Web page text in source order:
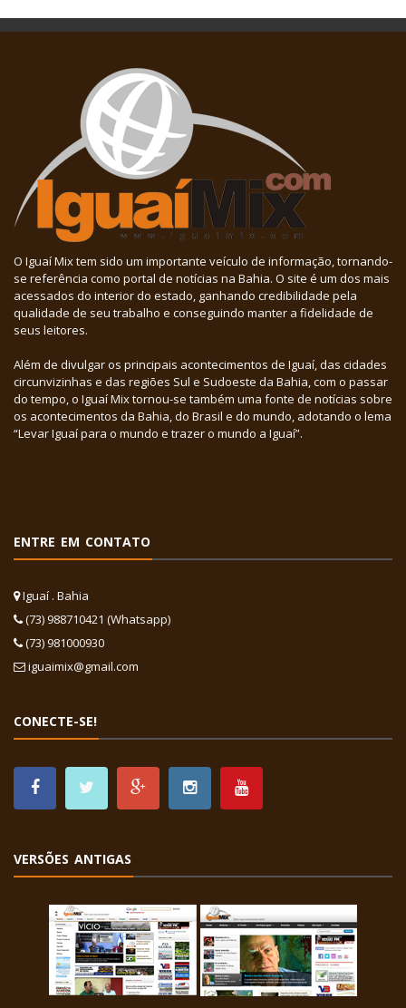
O Iguaí Mix tem sido um importante veículo de informação, tornando-
se referência como portal de notícias na Bahia. O site é um dos mais
acessados do interior do estado, ganhando credibilidade pela
qualidade de seu trabalho e conseguindo manter a fidelidade de
seus leitores.
Além de divulgar os principais acontecimentos de Iguaí, das cidades
circunvizinhas e das regiões Sul e Sudoeste da Bahia, com o passar
do tempo, o Iguaí Mix tornou-se também uma fonte de notícias sobre
os acontecimentos da Bahia, do Brasil e do mundo, adotando o lema
“Levar Iguaí para o mundo e trazer o mundo a Iguaí”.
ENTRE EM CONTATO
Iguaí . Bahia
(73) 988710421 (Whatsapp)
(73) 981000930
iguaimix@gmail.com
CONECTE-SE!
VERSÕES ANTIGAS